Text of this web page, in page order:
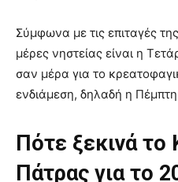
Σύμφωνα με τις επιταγές
μέρες νηστείας είναι η
σαν μέρα για το
ενδιάμεση, δηλαδή η
Πότε ξεκινά το
Πάτρας για το